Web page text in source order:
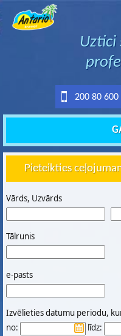
200 80 600
Pieteikties
Vārds, Uzvārds
Tālrunis
e-pasts
Izvēlieties datumu periodu,
no:
līdz: